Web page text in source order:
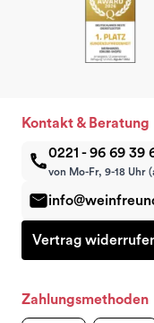
Kontakt & Beratung
0221 - 96 69 39
von Mo-Fr, 9-18 Uhr
Vertrag
Zahlungsmethoden